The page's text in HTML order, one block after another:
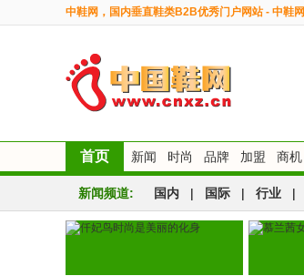
中鞋网，国内垂直鞋类B2B优秀门户网站 - 中鞋网
首页 新闻 时尚 品牌 加盟 商机
新闻频道: 国内 | 国际 | 行业 |